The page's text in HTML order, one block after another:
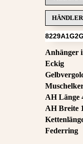
Anhänger
Eckig
AH Länge
AH Breite
Federring